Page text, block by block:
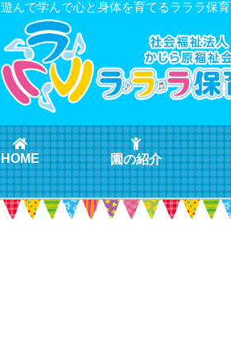
遊んで学んで心と身体を育てるラララ保
HOME 園の紹介